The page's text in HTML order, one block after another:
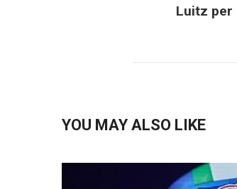
Luitz per
YOU MAY ALSO LIKE